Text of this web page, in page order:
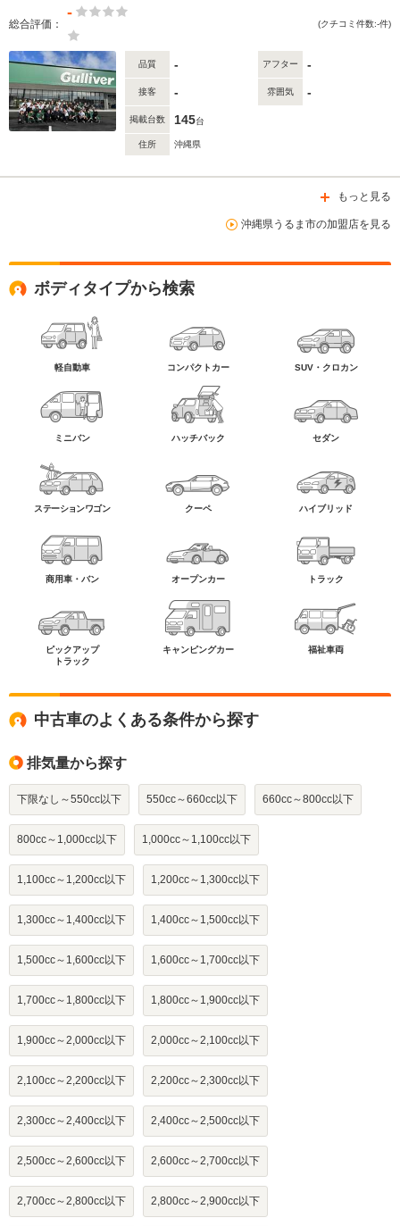
総合評価：
-
(クチコミ件数:-件)
品質 - アフター -
接客 - 雰囲気 -
掲載台数 145台
住所 沖縄県
もっと見る
沖縄県うるま市の加盟店を見る
ボディタイプから検索
軽自動車 コンパクトカー SUV・クロカン
ミニバン ハッチバック セダン
ステーションワゴン クーペ ハイブリッド
商用車・バン オープンカー トラック
ピックアップ
トラック
キャンピングカー 福祉車両
中古車のよくある条件から探す
排気量から探す
下限なし～550cc以下 550cc～660cc以下 660cc～800cc以下
800cc～1,000cc以下 1,000cc～1,100cc以下
1,100cc～1,200cc以下 1,200cc～1,300cc以下
1,300cc～1,400cc以下 1,400cc～1,500cc以下
1,500cc～1,600cc以下 1,600cc～1,700cc以下
1,700cc～1,800cc以下 1,800cc～1,900cc以下
1,900cc～2,000cc以下 2,000cc～2,100cc以下
2,100cc～2,200cc以下 2,200cc～2,300cc以下
2,300cc～2,400cc以下 2,400cc～2,500cc以下
2,500cc～2,600cc以下 2,600cc～2,700cc以下
2,700cc～2,800cc以下 2,800cc～2,900cc以下